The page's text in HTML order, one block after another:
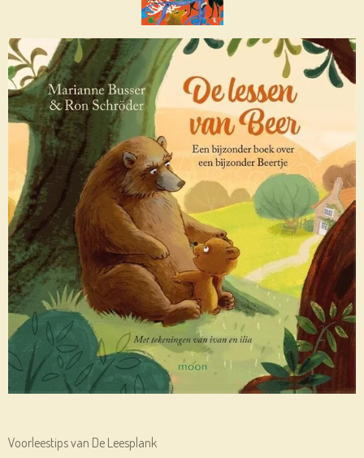
Voorleestips van De Leesplank